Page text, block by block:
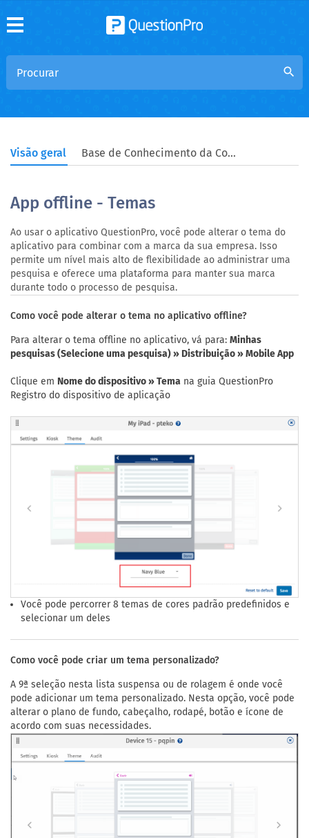
search
Visão geral Base de Conhecimento da Comunidade
App offline - Temas
Ao usar o aplicativo QuestionPro, você pode alterar o tema do
aplicativo para combinar com a marca da sua empresa. Isso
permite um nível mais alto de flexibilidade ao administrar uma
pesquisa e oferece uma plataforma para manter sua marca
durante todo o processo de pesquisa.
Como você pode alterar o tema no aplicativo offline?
Para alterar o tema offline no aplicativo, vá para: Minhas
pesquisas (Selecione uma pesquisa) » Distribuição » Mobile App
Clique em Nome do dispositivo » Tema na guia QuestionPro
Registro do dispositivo de aplicação
Você pode percorrer 8 temas de cores padrão predefinidos e
selecionar um deles
Como você pode criar um tema personalizado?
A 9ª seleção nesta lista suspensa ou de rolagem é onde você
pode adicionar um tema personalizado. Nesta opção, você pode
alterar o plano de fundo, cabeçalho, rodapé, botão e ícone de
acordo com suas necessidades.